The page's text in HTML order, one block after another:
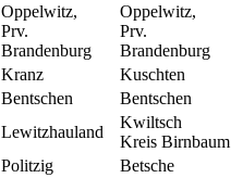
Oppelwitz,
Prv.
Brandenburg
Oppelwitz,
Prv.
Brandenburg
Kranz Kuschten
Bentschen Bentschen
Lewitzhauland
Kwiltsch
Kreis Birnbaum
Politzig Betsche